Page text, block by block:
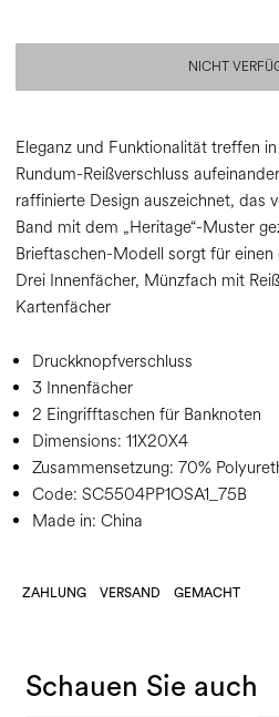
NICHT
Eleganz und Funktionalität treffen
Rundum-Reißverschluss
raffinierte Design auszeichnet, das
Band mit dem „Heritage“-Muster
Brieftaschen-Modell sorgt für einen
Drei Innenfächer, Münzfach mit
Kartenfächer
Druckknopfverschluss
3 Innenfächer
2 Eingrifftaschen für Banknoten
Dimensions: 11X20X4
Zusammensetzung: 70%
Code: SC5504PP1OSA1_75B
Made in: China
ZAHLUNG VERSAND GEMACHT
Schauen Sie auch